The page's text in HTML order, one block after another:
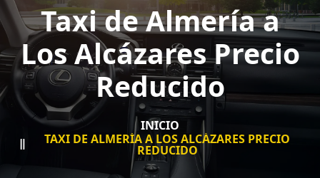
Taxi de Almería a
Los Alcázares Precio
Reducido
INICIO
TAXI DE ALMERÍA A LOS ALCÁZARES PRECIO
REDUCIDO